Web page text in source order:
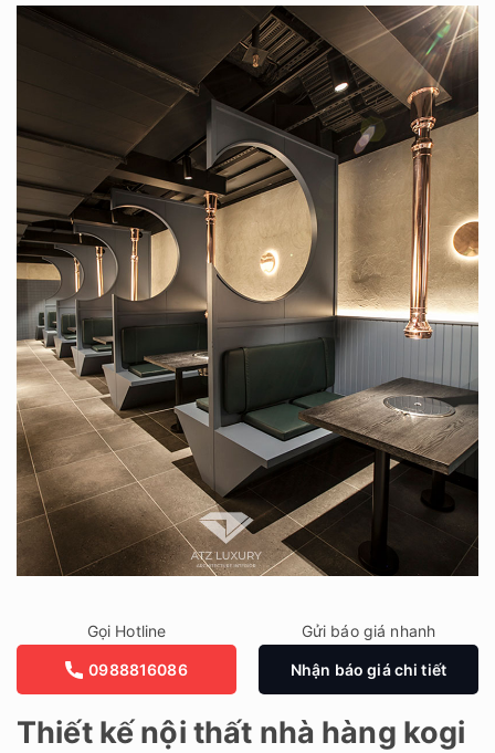
Thiết kế nội thất nhà hàng kogi
Gọi Hotline
0988816086
Gửi báo giá nhanh
Nhận báo giá chi tiết